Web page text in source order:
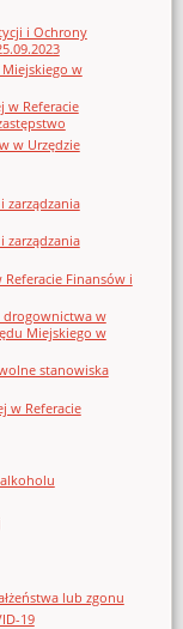
i Ochrony
w
w Referacie
w Urzędzie
Finansów i
drogownictwa w
Miejskiego w
stanowiska
w Referacie
lub zgonu
19